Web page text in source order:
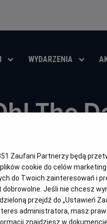
WYDARZENIA
The
Gatunek
Anime
wiek
Od
Zaufani Partnerzy będą
cookie do celów
do Twoich zainteresowań i
dobrowolne. Jeśli nie chcesz
przejdź do „Ustawień
administratora, masz
znajdziesz w dokumencie